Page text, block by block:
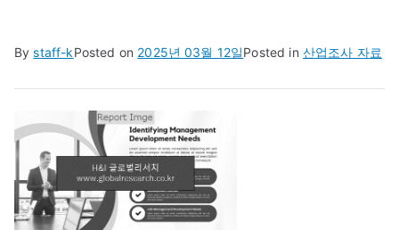
Bystaff-kPosted on 2025년 03월 12일Posted in 산업조사 자료